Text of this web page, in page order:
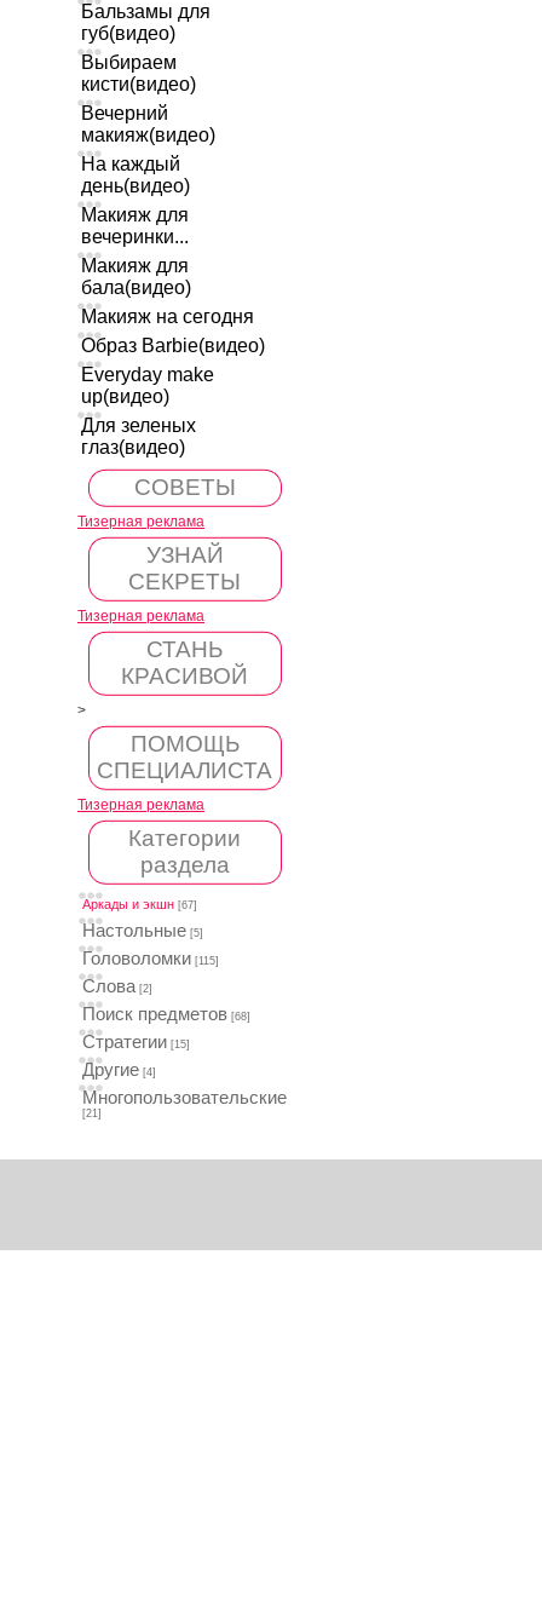
Бальзамы для
губ(видео)
Выбираем
кисти(видео)
Вечерний
макияж(видео)
На каждый
день(видео)
Макияж для
вечеринки...
Макияж для
бала(видео)
Макияж на сегодня
Образ Barbie(видео)
Everyday make
up(видео)
Для зеленых
глаз(видео)
СОВЕТЫ
Тизерная реклама
УЗНАЙ
СЕКРЕТЫ
Тизерная реклама
СТАНЬ
КРАСИВОЙ
>
ПОМОЩЬ
СПЕЦИАЛИСТА
Тизерная реклама
Категории
раздела
Аркады и экшн [67]
Настольные [5]
Головоломки [115]
Слова [2]
Поиск предметов [68]
Стратегии [15]
Другие [4]
Многопользовательские
[21]